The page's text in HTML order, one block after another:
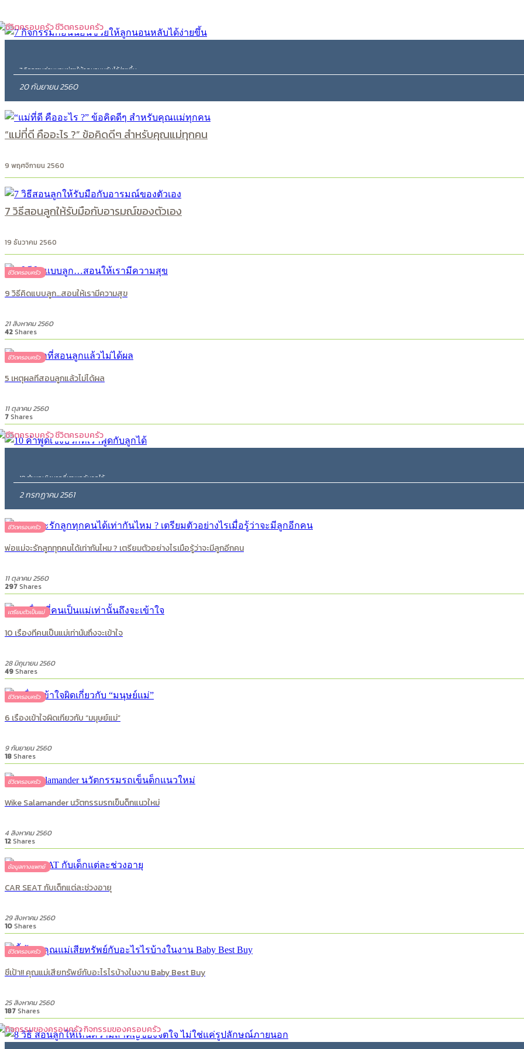
ชีวิตครอบครัว
7 กิจกรรมก่อนนอนช่วยให้ลูกนอนหลับได้ง่ายขึ้น
20 กันยายน 2560
“แม่ที่ดี คืออะไร ?” ข้อคิดดีๆ สำหรับคุณแม่ทุกคน
9 พฤศจิกายน 2560
7 วิธีสอนลูกให้รับมือกับอารมณ์ของตัวเอง
19 ธันวาคม 2560
ชีวิตครอบครัว
9 วิธีคิดแบบลูก…สอนให้เรามีความสุข
21 สิงหาคม 2560
42Shares
ชีวิตครอบครัว
5 เหตุผลที่สอนลูกแล้วไม่ได้ผล
11 ตุลาคม 2560
7Shares
ชีวิตครอบครัว
10 คำพูดเชิงบวกที่เราพูดกับลูกได้
2 กรกฏาคม 2561
ชีวิตครอบครัว
พ่อแม่จะรักลูกทุกคนได้เท่ากันไหม ? เตรียมตัวอย่างไรเมื่อรู้ว่าจะมีลูกอีกคน
11 ตุลาคม 2560
297Shares
เตรียมตัวเป็นแม่
10 เรื่องที่คนเป็นแม่เท่านั้นถึงจะเข้าใจ
28 มิถุนายน 2560
49Shares
ชีวิตครอบครัว
6 เรื่องเข้าใจผิดเกี่ยวกับ “มนุษย์แม่”
9 กันยายน 2560
18Shares
ชีวิตครอบครัว
Wike Salamander นวัตกรรมรถเข็นด็กแนวใหม่
4 สิงหาคม 2560
12Shares
ข้อมูลทางแพทย์
CAR SEAT กับเด็กแต่ละช่วงอายุ
29 สิงหาคม 2560
10Shares
ชีวิตครอบครัว
ชี้เป้า!! คุณแม่เสียทรัพย์กับอะไรไรบ้างในงาน Baby Best Buy
25 สิงหาคม 2560
187Shares
กิจกรรมของครอบครัว